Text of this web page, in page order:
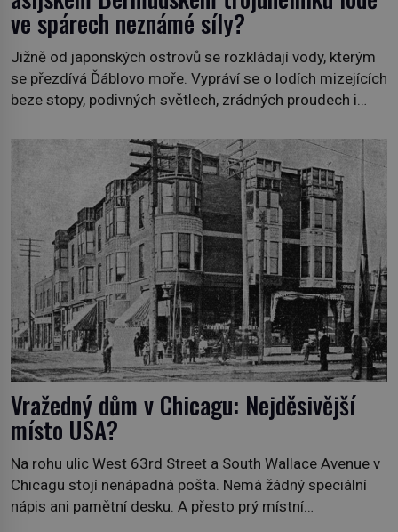
ve spárech neznámé síly?
Jižně od japonských ostrovů se rozkládají vody, kterým
se přezdívá Ďáblovo moře. Vypráví se o lodích mizejících
beze stopy, podivných světlech, zrádných proudech i
dávných legendách. Je tichomořský Dračí trojúhelník
skutečně prokletým místem, nebo se zde jen
nebezpečná příroda proměnila v jednu z
nejpůsobivějších námořních záhad? […]
Vražedný dům v Chicagu: Nejděsivější
místo USA?
Na rohu ulic West 63rd Street a South Wallace Avenue v
Chicagu stojí nenápadná pošta. Nemá žádný speciální
nápis ani pamětní desku. A přesto prý místní